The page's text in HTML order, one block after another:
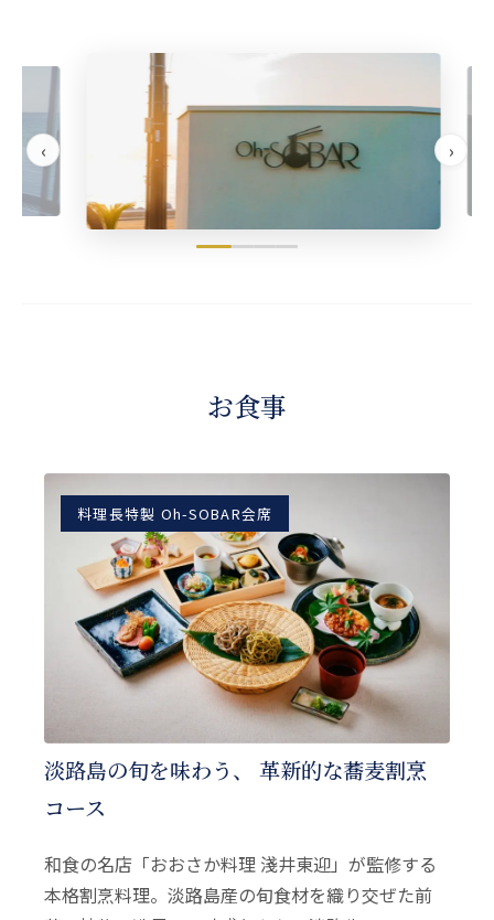
‹ ›
お食事
料理長特製 Oh-SOBAR会席
淡路島の旬を味わう、 革新的な蕎麦割烹
コース
和食の名店「おおさか料理 淺井東迎」が監修する
本格割烹料理。淡路島産の旬食材を織り交ぜた前